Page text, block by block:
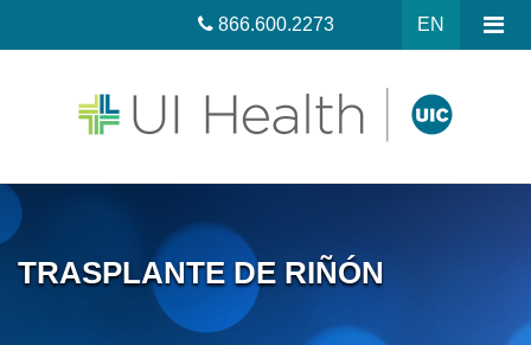
EN
866.600.2273
TRASPLANTE DE RIÑÓN